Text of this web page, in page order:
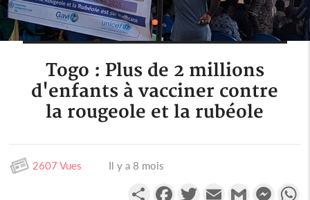
Togo : Plus de 2 millions
d'enfants à vacciner contre
la rougeole et la rubéole
2607 Vues Il y a 8 mois
PartagerFacebookTwitterEmail Gmail